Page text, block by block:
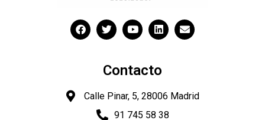
Contacto
Calle Pinar, 5, 28006 Madrid
91 745 58 38